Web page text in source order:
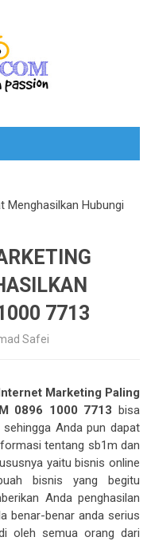
Menghasilkan Hubungi
7713
Safei
Marketing Paling
0896 1000 7713 bisa
Anda pun dapat
tentang sb1m dan
yaitu bisnis online
bisnis yang begitu
Anda penghasilan
benar-benar anda serius
oleh semua orang dari